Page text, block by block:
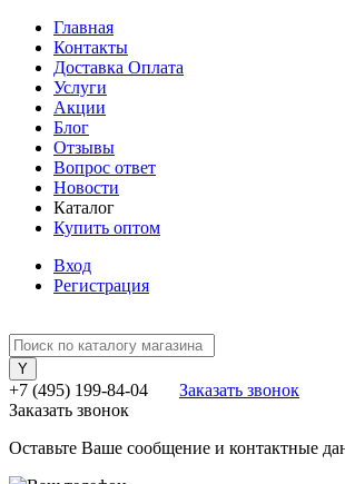
Главная
Контакты
Доставка Оплата
Услуги
Акции
Блог
Отзывы
Вопрос ответ
Новости
Каталог
Купить оптом
Вход
Регистрация
+7 (495) 199-84-04
Заказать звонок
Заказать звонок
Оставьте Ваше сообщение и контактные